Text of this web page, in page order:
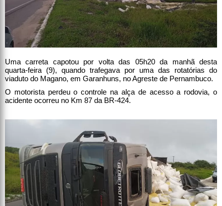
Uma carreta capotou por volta das 05h20 da manhã desta
quarta-feira (9), quando trafegava por uma das rotatórias do
viaduto do Magano, em Garanhuns, no Agreste de Pernambuco.
O motorista perdeu o controle na alça de acesso a rodovia, o
acidente ocorreu no Km 87 da BR-424.